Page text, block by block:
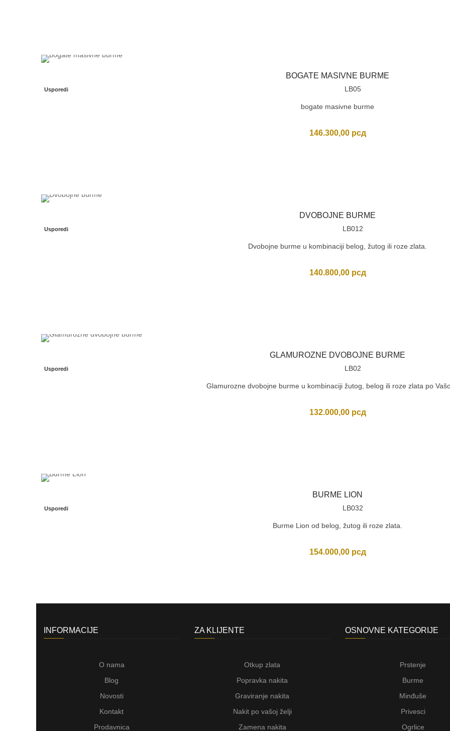
BOGATE MASIVNE BURME
Usporedi LB05
bogate masivne burme
146.300,00 рсд
DVOBOJNE BURME
Usporedi LB012
Dvobojne burme u kombinaciji belog, žutog ili roze zlata.
140.800,00 рсд
GLAMUROZNE DVOBOJNE BURME
Usporedi LB02
Glamurozne dvobojne burme u kombinaciji žutog, belog ili roze zlata po
132.000,00 рсд
BURME LION
Usporedi LB032
Burme Lion od belog, žutog ili roze zlata.
154.000,00 рсд
INFORMACIJE
O nama
Blog
Novosti
Kontakt
Prodavnica
ZA KLIJENTE
Otkup zlata
Popravka nakita
Graviranje nakita
Nakit po vašoj želji
Zamena nakita
OSNOVNE KATEGORIJE
Prstenje
Burme
Minđuše
Privesci
Ogrlice